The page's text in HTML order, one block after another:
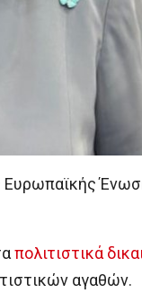
πολιτιστικά
αγαθών.